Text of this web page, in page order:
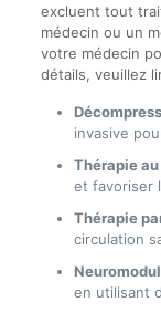
excluent tout
médecin ou un
votre médecin
détails, veuillez
invasive
Thérapie
et favoriser
Thérapie
circulation
en utilisant